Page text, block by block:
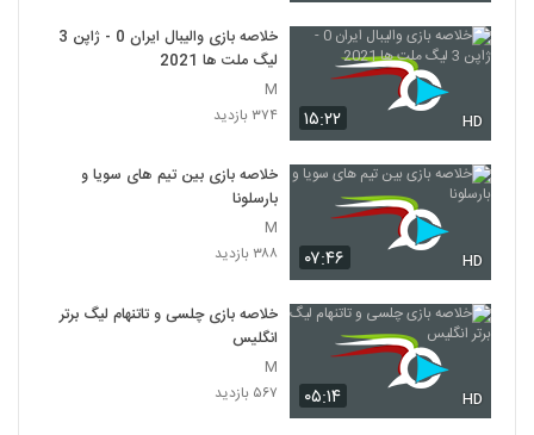
۱۵:۲۲ HD
خلاصه بازی والیبال ایران 0 - ژاپن 3
لیگ ملت ها 2021
M
۳۷۴ بازدید
۰۷:۴۶ HD
خلاصه بازی بین تیم های سویا و
بارسلونا
M
۳۸۸ بازدید
۰۵:۱۴ HD
خلاصه بازی چلسی و تاتنهام لیگ برتر
انگلیس
M
۵۶۷ بازدید